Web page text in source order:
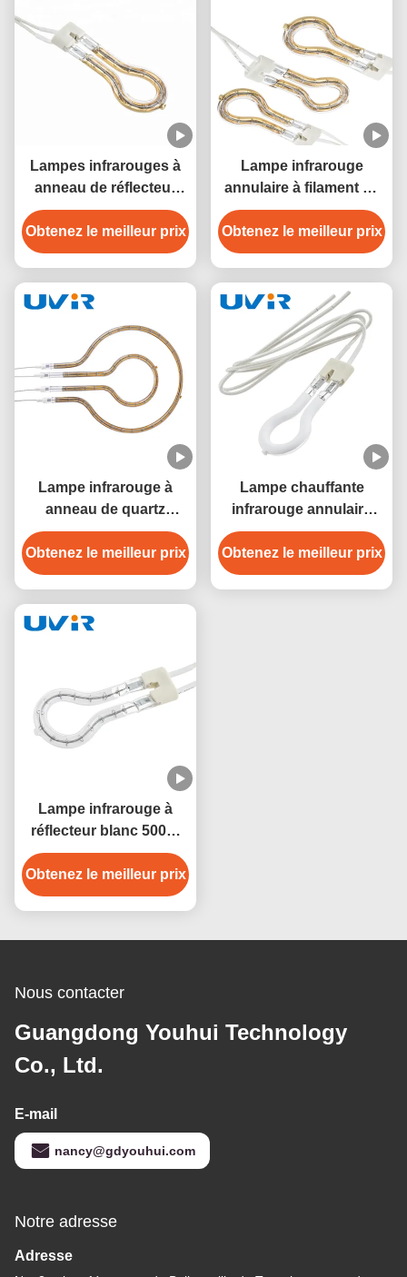
Lampes infrarouges à
anneau de réflecteur
doré personnalisables
avec garantie d'un an
pour les applications
Obtenez le meilleur prix
Lampe infrarouge
annulaire à filament de
tungstène doré UVIR
450W
Obtenez le meilleur prix
Lampe infrarouge à
anneau de quartz
1950W 208V pour
chauffage industriel
Obtenez le meilleur prix
Lampe chauffante
infrarouge annulaire
450W, tube en verre de
quartz de 8mm
Obtenez le meilleur prix
Lampe infrarouge à
réflecteur blanc 500W
pour chauffage
industriel
Obtenez le meilleur prix
Nous contacter
Guangdong Youhui Technology
Co., Ltd.
E-mail
nancy@gdyouhui.com
Notre adresse
Adresse